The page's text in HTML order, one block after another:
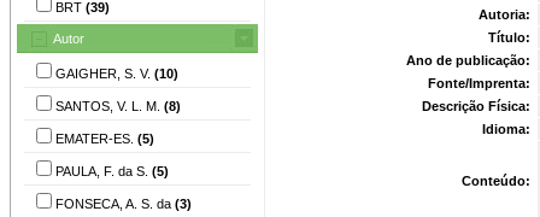
BRT (39)
Autor
GAIGHER, S. V. (10)
SANTOS, V. L. M. (8)
EMATER-ES. (5)
PAULA, F. da S. (5)
FONSECA, A. S. da (3)
Autoria:
Título:
Ano de publicação:
Fonte/Imprenta:
Descrição Física:
Idioma:
Conteúdo: